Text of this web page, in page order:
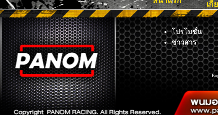
เกี่
โปรโมชั่น
ข่าวสาร